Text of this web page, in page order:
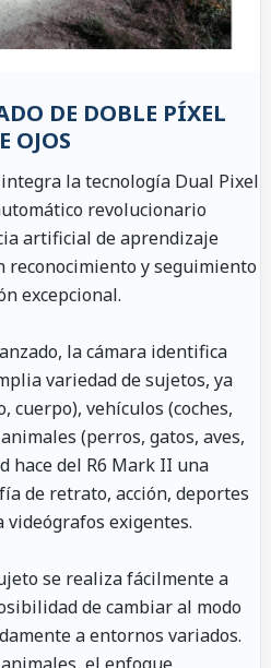
DE DOBLE PÍXEL
OJOS
la tecnología Dual Pixel
revolucionario
artificial de aprendizaje
y seguimiento
excepcional.
la cámara identifica
variedad de sujetos, ya
cuerpo), vehículos (coches,
(perros, gatos, aves,
hace del R6 Mark II una
de retrato, acción, deportes
videógrafos exigentes.
se realiza fácilmente a
de cambiar al modo
a entornos variados.